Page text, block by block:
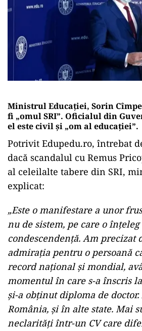
Ministrul Educației, Sorin
fi „omul SRI”. Oficialul din
el este civil și „om al educației”.
Potrivit Edupedu.ro, întrebat
dacă scandalul cu Remus
al celeilalte tabere din SRI,
explicat:
„Este o manifestare a unor
nu de sistem, pe care o
condescendență. Am precizat
admirația pentru o persoană
record național și mondial,
momentul în care s-a înscris
și-a obținut diploma de
România, și în alte state. Mai
neclarități într-un CV care